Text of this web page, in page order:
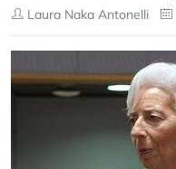
Laura Naka Antonelli